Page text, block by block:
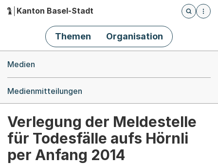
Hauptnavigation
Kanton Basel-Stadt
Öffnet
Themen Organisation
Medien
Medienmitteilungen
Verlegung der Meldestelle
für Todesfälle aufs Hörnli
per Anfang 2014